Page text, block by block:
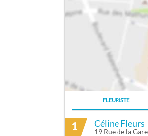
ITINÉRAIRE VERS
FLEURISTE
1 Céline Fleurs
19 Rue de la